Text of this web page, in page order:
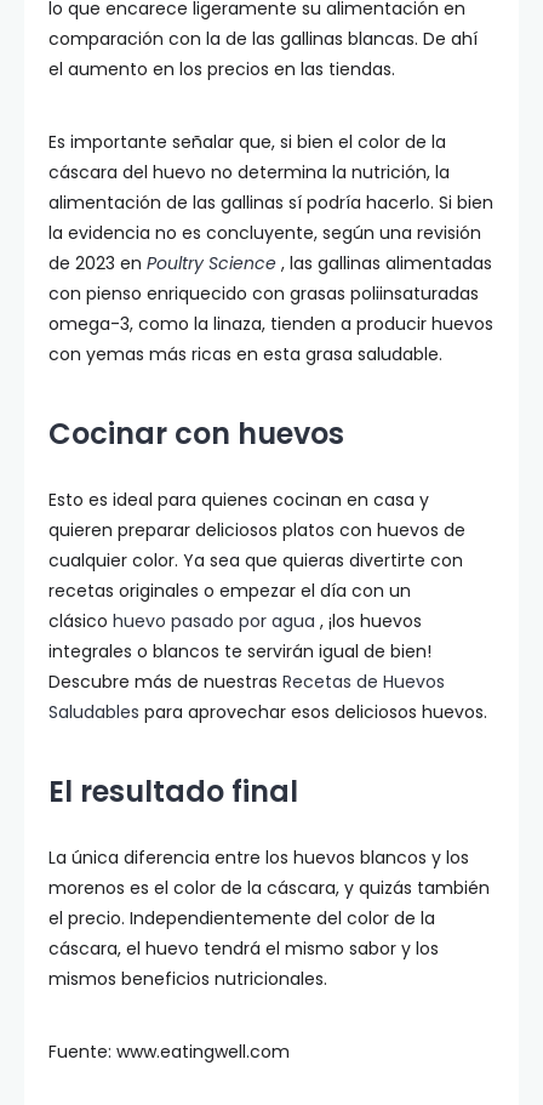
lo que encarece ligeramente su alimentación en
comparación con la de las gallinas blancas. De ahí
el aumento en los precios en las tiendas.
Es importante señalar que, si bien el color de la
cáscara del huevo no determina la nutrición, la
alimentación de las gallinas sí podría hacerlo. Si bien
la evidencia no es concluyente, según una revisión
de 2023 en Poultry Science , las gallinas alimentadas
con pienso enriquecido con grasas poliinsaturadas
omega-3, como la linaza, tienden a producir huevos
con yemas más ricas en esta grasa saludable.
Cocinar con huevos
Esto es ideal para quienes cocinan en casa y
quieren preparar deliciosos platos con huevos de
cualquier color. Ya sea que quieras divertirte con
recetas originales o empezar el día con un
clásico huevo pasado por agua , ¡los huevos
integrales o blancos te servirán igual de bien!
Descubre más de nuestras Recetas de Huevos
Saludables para aprovechar esos deliciosos huevos.
El resultado final
La única diferencia entre los huevos blancos y los
morenos es el color de la cáscara, y quizás también
el precio. Independientemente del color de la
cáscara, el huevo tendrá el mismo sabor y los
mismos beneficios nutricionales.
Fuente: www.eatingwell.com